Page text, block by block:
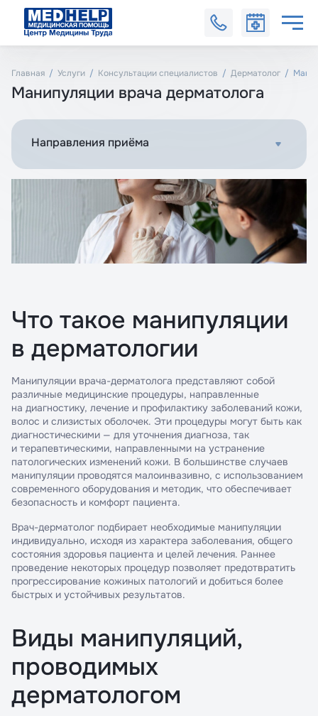
Главная Услуги Консультации специалистов Дерматолог
Манипуляции врача дерматолога
Направления приёма
Что такое манипуляции
в дерматологии
Манипуляции врача-дерматолога представляют собой
различные медицинские процедуры, направленные
на диагностику, лечение и профилактику заболеваний кожи,
волос и слизистых оболочек. Эти процедуры могут быть как
диагностическими — для уточнения диагноза, так
и терапевтическими, направленными на устранение
патологических изменений кожи. В большинстве случаев
манипуляции проводятся малоинвазивно, с использованием
современного оборудования и методик, что обеспечивает
безопасность и комфорт пациента.
Врач-дерматолог подбирает необходимые манипуляции
индивидуально, исходя из характера заболевания, общего
состояния здоровья пациента и целей лечения. Раннее
проведение некоторых процедур позволяет предотвратить
прогрессирование кожиных патологий и добиться более
быстрых и устойчивых результатов.
Виды манипуляций,
проводимых
дерматологом